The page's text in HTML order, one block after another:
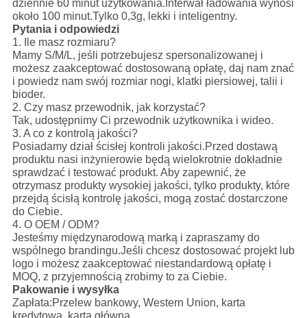
dziennie 60 minut użytkowania.Interwał ładowania wynosi
około 100 minut.Tylko 0,3g, lekki i inteligentny.
Pytania i odpowiedzi
1. Ile masz rozmiaru?
Mamy S/M/L, jeśli potrzebujesz spersonalizowanej i
możesz zaakceptować dostosowaną opłatę, daj nam znać
i powiedz nam swój rozmiar nogi, klatki piersiowej, talii i
bioder.
2. Czy masz przewodnik, jak korzystać?
Tak, udostępnimy Ci przewodnik użytkownika i wideo.
3. A co z kontrolą jakości?
Posiadamy dział ścisłej kontroli jakości.Przed dostawą
produktu nasi inżynierowie będą wielokrotnie dokładnie
sprawdzać i testować produkt. Aby zapewnić, że
otrzymasz produkty wysokiej jakości, tylko produkty, które
przejdą ścisłą kontrolę jakości, mogą zostać dostarczone
do Ciebie.
4. O OEM / ODM?
Jesteśmy międzynarodową marką i zapraszamy do
wspólnego brandingu.Jeśli chcesz dostosować projekt lub
logo i możesz zaakceptować niestandardową opłatę i
MOQ, z przyjemnością zrobimy to za Ciebie.
Pakowanie i wysyłka
Zapłata:Przelew bankowy, Western Union, karta
kredytowa, karta główna.